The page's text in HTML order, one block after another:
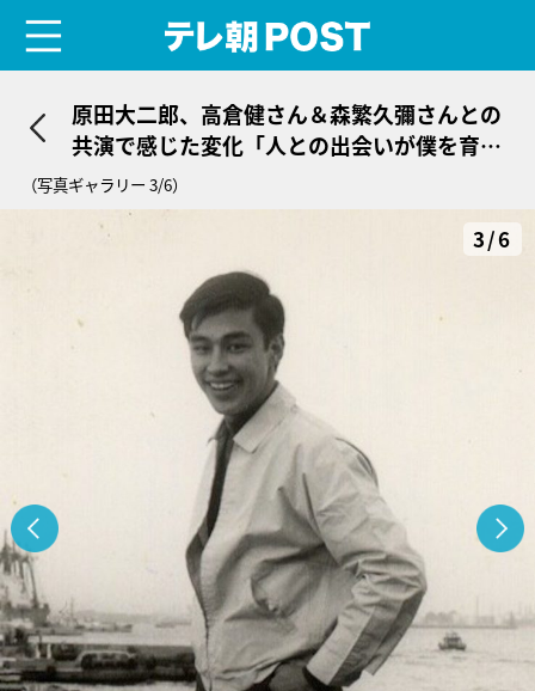
原田大二郎、高倉健さん＆森繁久彌さんとの
共演で感じた変化「人との出会いが僕を育て
てくれている」
（写真ギャラリー 3/6）
3/6